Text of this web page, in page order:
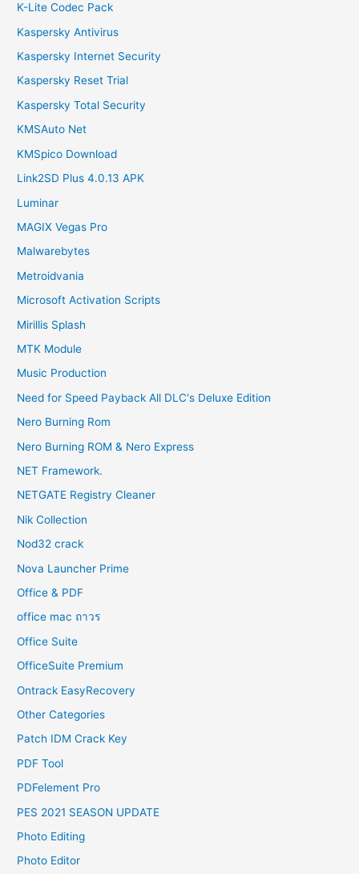
K-Lite Codec Pack
Kaspersky Antivirus
Kaspersky Internet Security
Kaspersky Reset Trial
Kaspersky Total Security
KMSAuto Net
KMSpico Download
Link2SD Plus 4.0.13 APK
Luminar
MAGIX Vegas Pro
Malwarebytes
Metroidvania
Microsoft Activation Scripts
Mirillis Splash
MTK Module
Music Production
Need for Speed Payback All DLC's Deluxe Edition
Nero Burning Rom
Nero Burning ROM & Nero Express
NET Framework.
NETGATE Registry Cleaner
Nik Collection
Nod32 crack
Nova Launcher Prime
Office & PDF
office mac ถาวร
Office Suite
OfficeSuite Premium
Ontrack EasyRecovery
Other Categories
Patch IDM Crack Key
PDF Tool
PDFelement Pro
PES 2021 SEASON UPDATE
Photo Editing
Photo Editor